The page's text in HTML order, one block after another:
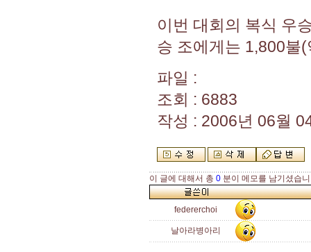
이번 대회의 복식 우
승 조에게는 1,800불
파일 :
조회 : 6883
작성 : 2006년 06월
이 글에 대해서 총 0 분이 메모를 남기셨습
federerchoi
날아라병아리